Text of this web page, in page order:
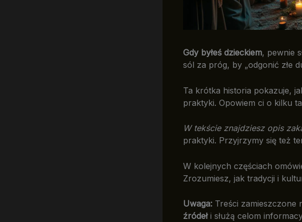
Gdy byłeś dzieckiem, pewnie
sól za próg, by „odgonić złe
Ta krótka historia pokazuje,
praktyki. Opowiem ci o kilku
W tekście znajdziesz opis
praktyki. Przyjrzymy się też
W kolejnych częściach
Zrozumiesz, jak tradycji i
Uwaga: Treści zamieszczone
źródełi służą celom